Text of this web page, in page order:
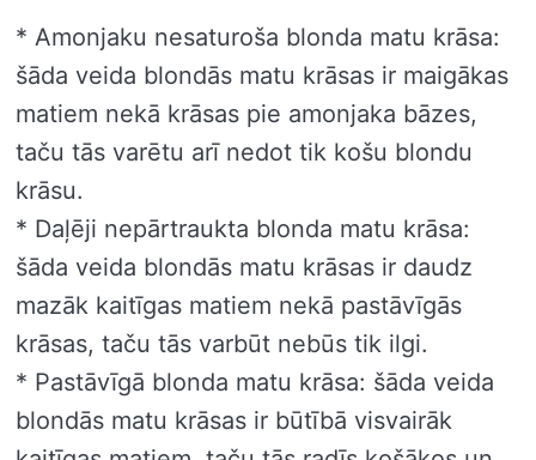
* Amonjaku nesaturoša blonda matu krāsa:
šāda veida blondās matu krāsas ir maigākas
matiem nekā krāsas pie amonjaka bāzes,
taču tās varētu arī nedot tik košu blondu
krāsu.
* Daļēji nepārtraukta blonda matu krāsa:
šāda veida blondās matu krāsas ir daudz
mazāk kaitīgas matiem nekā pastāvīgās
krāsas, taču tās varbūt nebūs tik ilgi.
* Pastāvīgā blonda matu krāsa: šāda veida
blondās matu krāsas ir būtībā visvairāk